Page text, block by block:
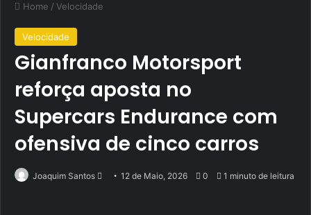
Home / Velocidade
Velocidade
Gianfranco Motorsport
reforça aposta no
Supercars Endurance com
ofensiva de cinco carros
Joaquim Santos
Send12 de Maio, 2026 0 1 minuto de leitura